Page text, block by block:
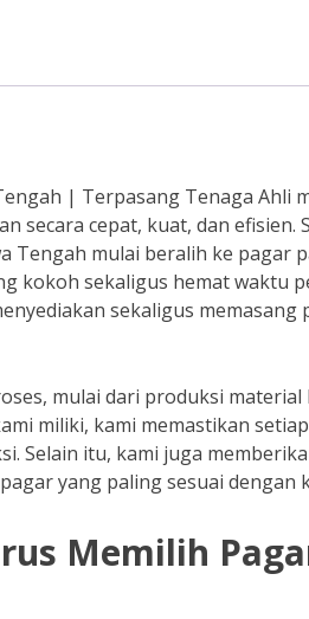
| Terpasang Tenaga Ahli
secara cepat, kuat, dan efisien.
Tengah mulai beralih ke pagar
kokoh sekaligus hemat waktu
sekaligus memasang
mulai dari produksi
miliki, kami memastikan
Selain itu, kami juga
yang paling sesuai dengan
Memilih